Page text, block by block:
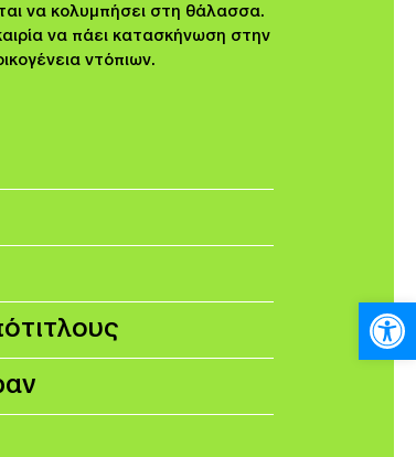
να κολυμπήσει στη θάλασσα.
να πάει κατασκήνωση στην
ντόπιων.